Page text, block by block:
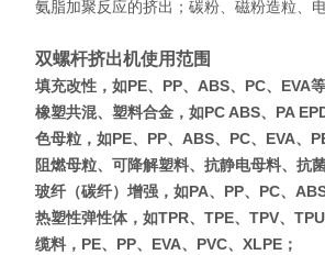
氨脂加聚反应的挤出；碳粉、磁粉造粒、
双螺杆挤出机使用范围
填充改性，如PE、PP、ABS、PC、EVA
橡塑共混、塑料合金，如PC ABS、PA
色母粒，如PE、PP、ABS、PC、EVA、
阻燃母粒、可降解塑料、抗静电母料、抗
玻纤（碳纤）增强，如PA、PP、PC、
热塑性弹性体，如TPR、TPE、TPV、TPU
缆料，PE、PP、EVA、PVC、XLPE；